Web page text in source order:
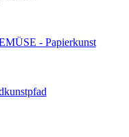
- Papierkunst